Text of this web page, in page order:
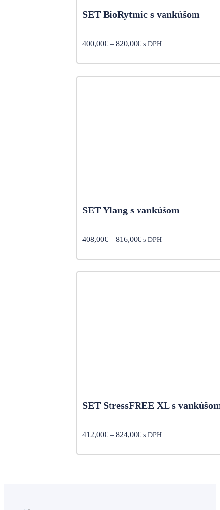
SET BioRytmic s vankúšom
400,00€ – 820,00€Price
400,00€
through
s DPH
SET Ylang s vankúšom
408,00€ – 816,00€Price
408,00€
through
s DPH
SET StressFREE XL s
412,00€ – 824,00€Price
412,00€
s DPH